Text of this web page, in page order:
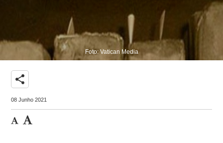
Foto: Vatican Media
share
08 Junho 2021